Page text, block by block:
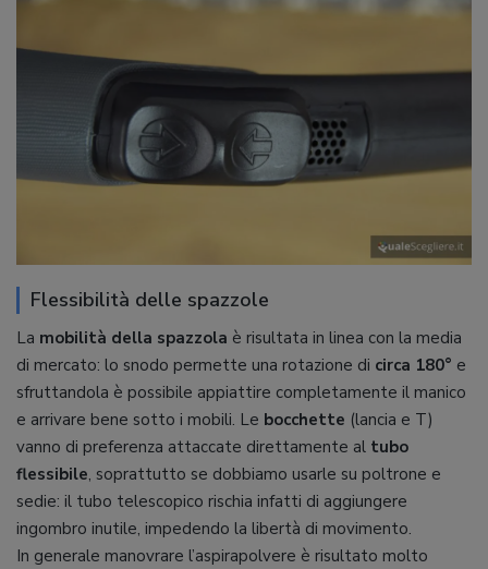
Flessibilità delle spazzole
La mobilità della spazzola è risultata in linea con la media
di mercato: lo snodo permette una rotazione di circa 180° e
sfruttandola è possibile appiattire completamente il manico
e arrivare bene sotto i mobili. Le bocchette (lancia e T)
vanno di preferenza attaccate direttamente al tubo
flessibile, soprattutto se dobbiamo usarle su poltrone e
sedie: il tubo telescopico rischia infatti di aggiungere
ingombro inutile, impedendo la libertà di movimento.
In generale manovrare l’aspirapolvere è risultato molto